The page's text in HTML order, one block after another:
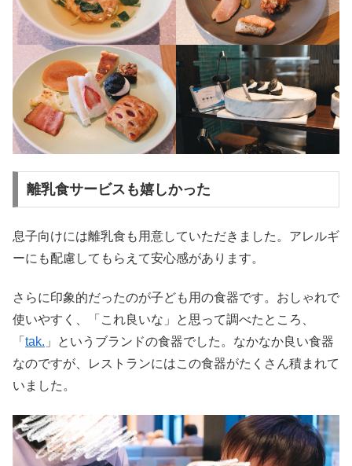
離乳食サービスも嬉しかった
息子向けには離乳食も用意していただきました。アレルギ
ーにも配慮してもらえて安心感があります。
さらに印象的だったのが子ども用の食器です。おしゃれで
使いやすく、「これ良いな」と思って調べたところ、
「 tak. 」というブランドの食器でした。なかなか良い食器
なのですが、レストランにはこの食器がたくさん積まれて
いました。